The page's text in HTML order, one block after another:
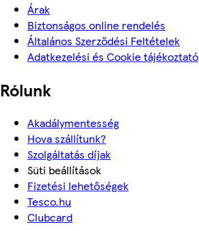
Árak
Biztonságos online rendelés
Általános Szerződési Feltételek
Adatkezelési és Cookie tájékoztató
Rólunk
Akadálymentesség
Hova szállítunk?
Szolgáltatás díjak
Süti beállítások
Fizetési lehetőségek
Tesco.hu
Clubcard